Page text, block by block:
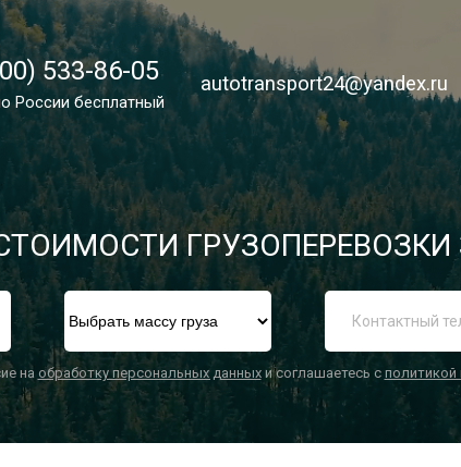
533-86-05
России бесплатный
autotransport24@yandex.ru
533-86-05
России бесплатный
autotransport24@yandex.ru
ГРУЗОПЕРЕВОЗКИ
на обработку персональных данныхи соглашаетесь с политикой